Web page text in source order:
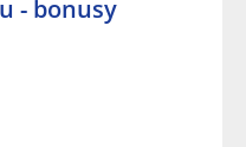
- bonusy